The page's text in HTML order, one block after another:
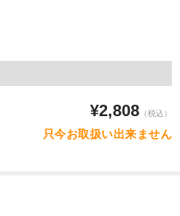
¥2,808 （税込）
只今お取扱い出来ません